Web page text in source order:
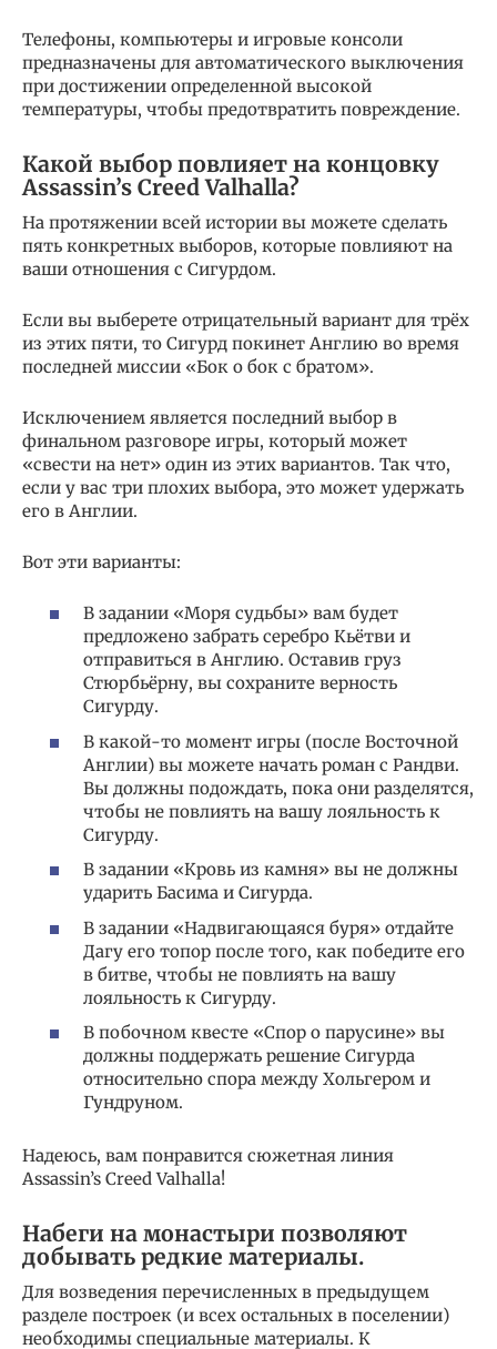
Телефоны, компьютеры и игровые консоли
предназначены для автоматического выключения
при достижении определенной высокой
температуры, чтобы предотвратить повреждение.
Какой выбор повлияет на концовку
Assassin’s Creed Valhalla?
На протяжении всей истории вы можете сделать
пять конкретных выборов, которые повлияют на
ваши отношения с Сигурдом.
Если вы выберете отрицательный вариант для трёх
из этих пяти, то Сигурд покинет Англию во время
последней миссии «Бок о бок с братом».
Исключением является последний выбор в
финальном разговоре игры, который может
«свести на нет» один из этих вариантов. Так что,
если у вас три плохих выбора, это может удержать
его в Англии.
Вот эти варианты:
В задании «Моря судьбы» вам будет
предложено забрать серебро Кьётви и
отправиться в Англию. Оставив груз
Стюрбьёрну, вы сохраните верность
Сигурду.
В какой-то момент игры (после Восточной
Англии) вы можете начать роман с Рандви.
Вы должны подождать, пока они разделятся,
чтобы не повлиять на вашу лояльность к
Сигурду.
В задании «Кровь из камня» вы не должны
ударить Басима и Сигурда.
В задании «Надвигающаяся буря» отдайте
Дагу его топор после того, как победите его
в битве, чтобы не повлиять на вашу
лояльность к Сигурду.
В побочном квесте «Спор о парусине» вы
должны поддержать решение Сигурда
относительно спора между Хольгером и
Гундруном.
Надеюсь, вам понравится сюжетная линия
Assassin’s Creed Valhalla!
Набеги на монастыри позволяют
добывать редкие материалы.
Для возведения перечисленных в предыдущем
разделе построек (и всех остальных в поселении)
необходимы специальные материалы. К